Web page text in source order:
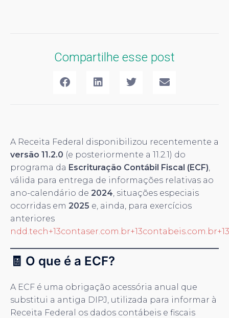
Compartilhe esse post
A Receita Federal disponibilizou recentemente a
versão 11.2.0 (e posteriormente a 11.2.1) do
programa da Escrituração Contábil Fiscal (ECF)
válida para entrega de informações relativas ao
ano-calendário de 2024 , situações especiais
ocorridas em 2025 e, ainda, para exercícios
anteriores
ndd.tech+13contaser.com.br+13contabeis.com.br+13
🧾 O que é a ECF?
A ECF é uma obrigação acessória anual que
substitui a antiga DIPJ, utilizada para informar à
Receita Federal os dados contábeis e fiscais